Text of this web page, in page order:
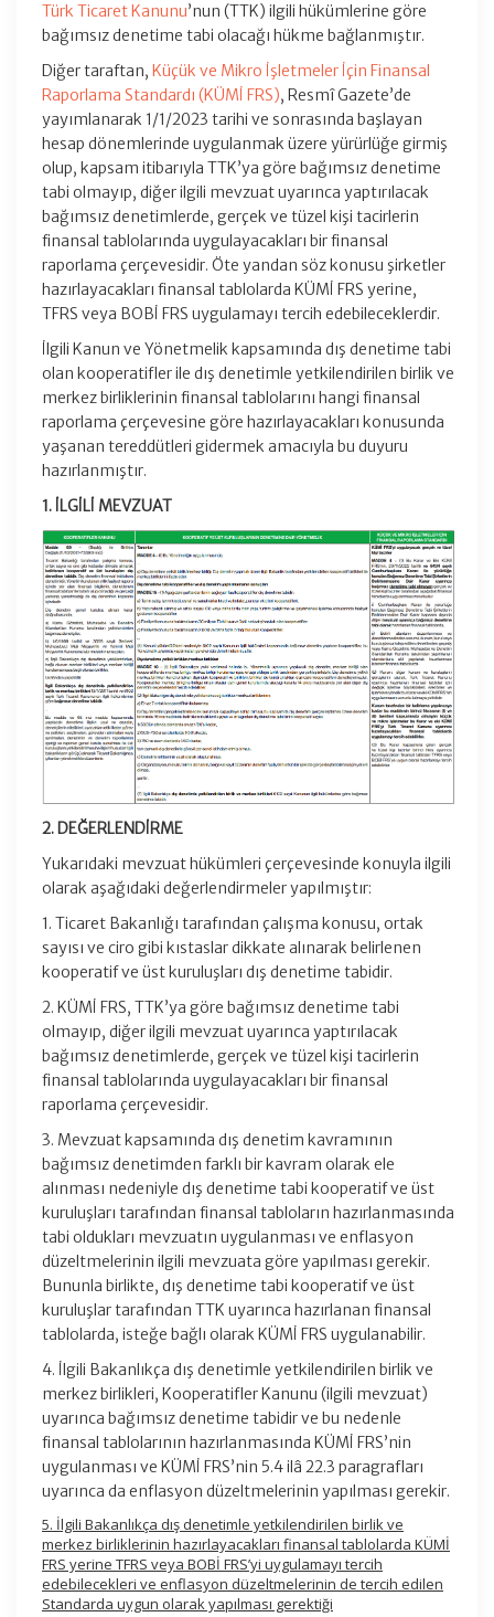
Türk Ticaret Kanunu’nun (TTK) ilgili hükümlerine göre
bağımsız denetime tabi olacağı hükme bağlanmıştır.
Diğer taraftan, Küçük ve Mikro İşletmeler İçin Finansal
Raporlama Standardı (KÜMİ FRS), Resmî Gazete’de
yayımlanarak 1/1/2023 tarihi ve sonrasında başlayan
hesap dönemlerinde uygulanmak üzere yürürlüğe girmiş
olup, kapsam itibarıyla TTK’ya göre bağımsız denetime
tabi olmayıp, diğer ilgili mevzuat uyarınca yaptırılacak
bağımsız denetimlerde, gerçek ve tüzel kişi tacirlerin
finansal tablolarında uygulayacakları bir finansal
raporlama çerçevesidir. Öte yandan söz konusu şirketler
hazırlayacakları finansal tablolarda KÜMİ FRS yerine,
TFRS veya BOBİ FRS uygulamayı tercih edebileceklerdir.
İlgili Kanun ve Yönetmelik kapsamında dış denetime tabi
olan kooperatifler ile dış denetimle yetkilendirilen birlik ve
merkez birliklerinin finansal tablolarını hangi finansal
raporlama çerçevesine göre hazırlayacakları konusunda
yaşanan tereddütleri gidermek amacıyla bu duyuru
hazırlanmıştır.
1. İLGİLİ MEVZUAT
2. DEĞERLENDİRME
Yukarıdaki mevzuat hükümleri çerçevesinde konuyla ilgili
olarak aşağıdaki değerlendirmeler yapılmıştır:
1. Ticaret Bakanlığı tarafından çalışma konusu, ortak
sayısı ve ciro gibi kıstaslar dikkate alınarak belirlenen
kooperatif ve üst kuruluşları dış denetime tabidir.
2. KÜMİ FRS, TTK’ya göre bağımsız denetime tabi
olmayıp, diğer ilgili mevzuat uyarınca yaptırılacak
bağımsız denetimlerde, gerçek ve tüzel kişi tacirlerin
finansal tablolarında uygulayacakları bir finansal
raporlama çerçevesidir.
3. Mevzuat kapsamında dış denetim kavramının
bağımsız denetimden farklı bir kavram olarak ele
alınması nedeniyle dış denetime tabi kooperatif ve üst
kuruluşları tarafından finansal tabloların hazırlanmasında
tabi oldukları mevzuatın uygulanması ve enflasyon
düzeltmelerinin ilgili mevzuata göre yapılması gerekir.
Bununla birlikte, dış denetime tabi kooperatif ve üst
kuruluşlar tarafından TTK uyarınca hazırlanan finansal
tablolarda, isteğe bağlı olarak KÜMİ FRS uygulanabilir.
4. İlgili Bakanlıkça dış denetimle yetkilendirilen birlik ve
merkez birlikleri, Kooperatifler Kanunu (ilgili mevzuat)
uyarınca bağımsız denetime tabidir ve bu nedenle
finansal tablolarının hazırlanmasında KÜMİ FRS’nin
uygulanması ve KÜMİ FRS’nin 5.4 ilâ 22.3 paragrafları
uyarınca da enflasyon düzeltmelerinin yapılması gerekir.
5. İlgili Bakanlıkça dış denetimle yetkilendirilen birlik ve
merkez birliklerinin hazırlayacakları finansal tablolarda KÜMİ
FRS yerine TFRS veya BOBİ FRS’yi uygulamayı tercih
edebilecekleri ve enflasyon düzeltmelerinin de tercih edilen
Standarda uygun olarak yapılması gerektiği